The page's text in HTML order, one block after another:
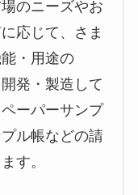
のニーズやお
応じて、さま
・用途の
開発・製造して
ーパーサンプ
ル帳などの請
す。